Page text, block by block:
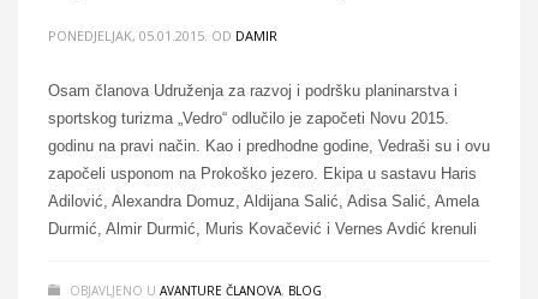
PONEDJELJAK, 05.01.2015. OD DAMIR
Osam članova Udruženja za razvoj i podršku planinarstva i
sportskog turizma „Vedro“ odlučilo je započeti Novu 2015.
godinu na pravi način. Kao i predhodne godine, Vedraši su i ovu
započeli usponom na Prokoško jezero. Ekipa u sastavu Haris
Adilović, Alexandra Domuz, Aldijana Salić, Adisa Salić, Amela
Durmić, Almir Durmić, Muris Kovačević i Vernes Avdić krenuli
OBJAVLJENO U AVANTURE ČLANOVA, BLOG